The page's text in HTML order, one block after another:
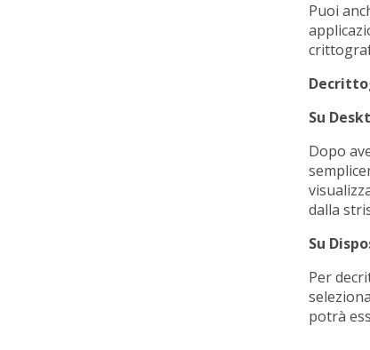
Puoi
Su
Dopo
dalla
Su
Per
potrà